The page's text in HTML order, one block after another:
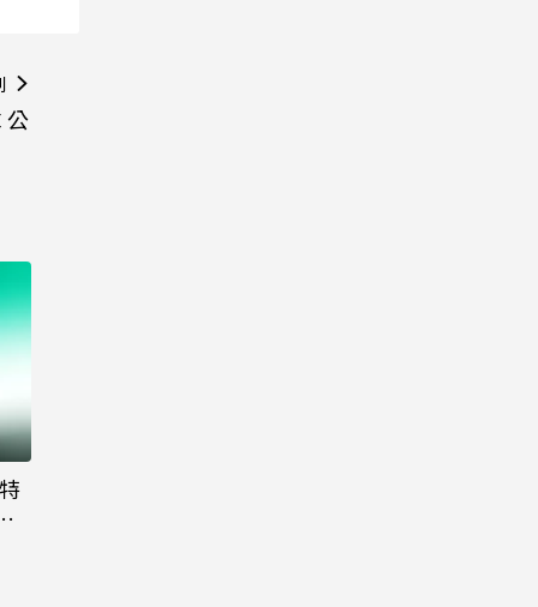
公